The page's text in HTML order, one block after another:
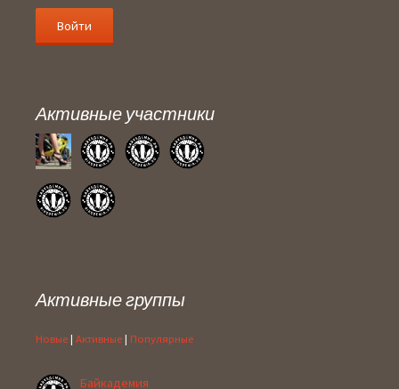
Активные участники
Активные группы
Новые | Активные | Популярные
Байкадемия